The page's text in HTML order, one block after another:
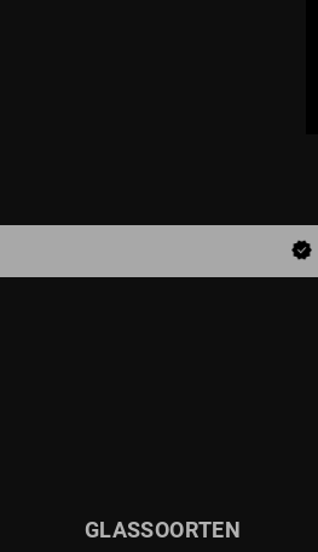
GLASSOORTEN